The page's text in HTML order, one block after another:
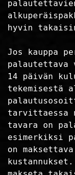
hyvin
Jos kauppa
14 päivän
tekemisestä
tarvittaessa
tavara on
esimerkiksi
on